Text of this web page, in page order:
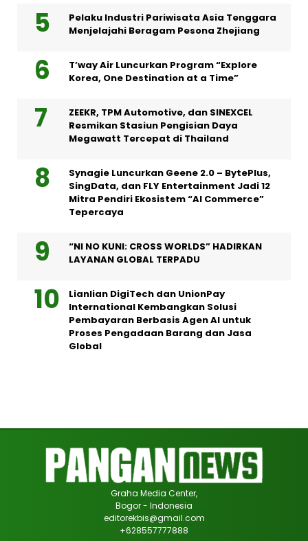
Pelaku Industri Pariwisata Asia Tenggara
Menjelajahi Beragam Pesona Zhejiang
T’way Air Luncurkan Program “Explore
Korea, One Destination at a Time”
ZEEKR, TPM Automotive, dan SINEXCEL
Resmikan Stasiun Pengisian Daya
Megawatt Tercepat di Thailand
Synagie Luncurkan Geene 2.0 – BytePlus,
SingData, dan FLY Entertainment Jadi 12
Mitra Pendiri Ekosistem “AI Commerce”
Tepercaya
“NI NO KUNI: CROSS WORLDS” HADIRKAN
LAYANAN GLOBAL TERPADU
Lianlian DigiTech dan UnionPay
International Kembangkan Solusi
Pembayaran Berbasis Agen AI untuk
Proses Pengadaan Barang dan Jasa
Global
Graha Media Center,
Bogor - Indonesia
editorekbis@gmail.com
+628557777888